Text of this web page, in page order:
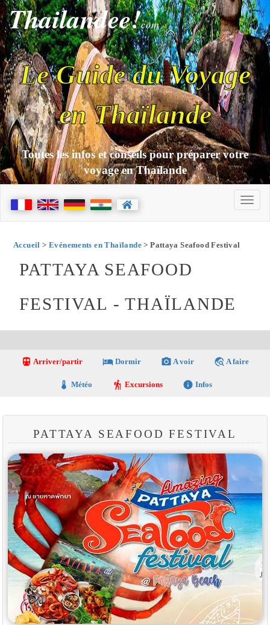
Thailandee!com
Le Guide du Voyage
en Thaïlande
Toutes les infos et conseils pour préparer votre
voyage en Thaïlande
Accueil > Evénements en Thaïlande> Pattaya Seafood Festival
PATTAYA SEAFOOD
FESTIVAL - THAÏLANDE
directions_transit Arriver/partir local_hotel Dormir photo_camera A voir travel_explore A faire
thermostat Météo hiking Excursions info Infos
PATTAYA SEAFOOD FESTIVAL